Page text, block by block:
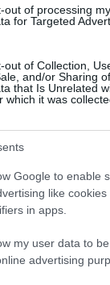
out of processing my
for Targeted
out of Collection,
and/or Sharing
that Is Unrelated
which it was
Google to enable
like
in apps.
my user data to
advertising
nőtt a